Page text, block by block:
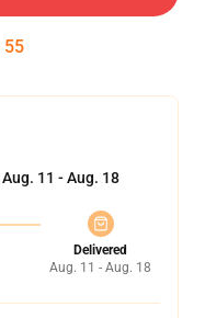
54
Aug. 11 - Aug. 18
Delivered
Aug. 11 - Aug. 18